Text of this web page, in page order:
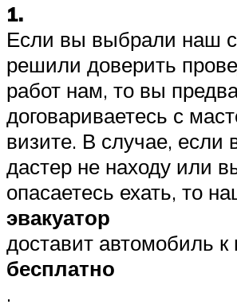
1.
Если вы выбрали наш
решили доверить
работ нам, то вы
договариваетесь с
визите. В случае, если
дастер не находу или
опасаетесь ехать, то
эвакуатор
доставит автомобиль
бесплатно
.